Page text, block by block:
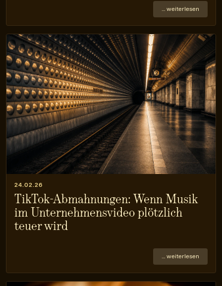
… weiterlesen
24.02.26
TikTok-Abmahnungen: Wenn Musik
im Unternehmensvideo plötzlich
teuer wird
… weiterlesen